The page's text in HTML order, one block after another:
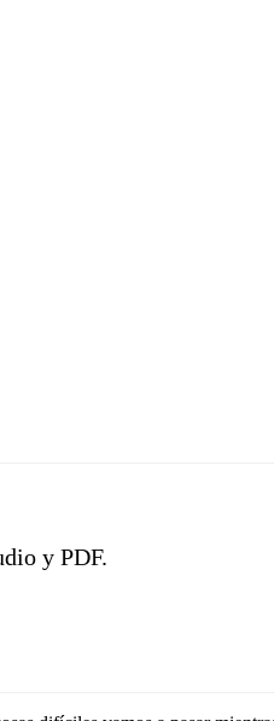
y PDF.